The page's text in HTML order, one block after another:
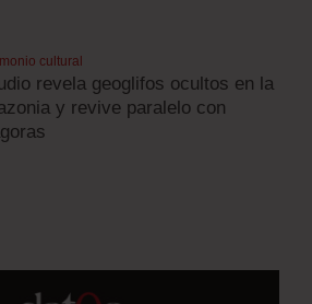
cultural
revela geoglifos ocultos en la
y revive paralelo con